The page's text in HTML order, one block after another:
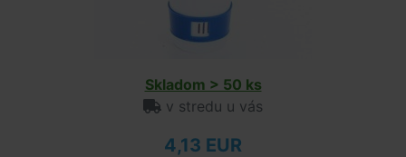
Skladom > 50 ks
v stredu u vás
4,13 EUR